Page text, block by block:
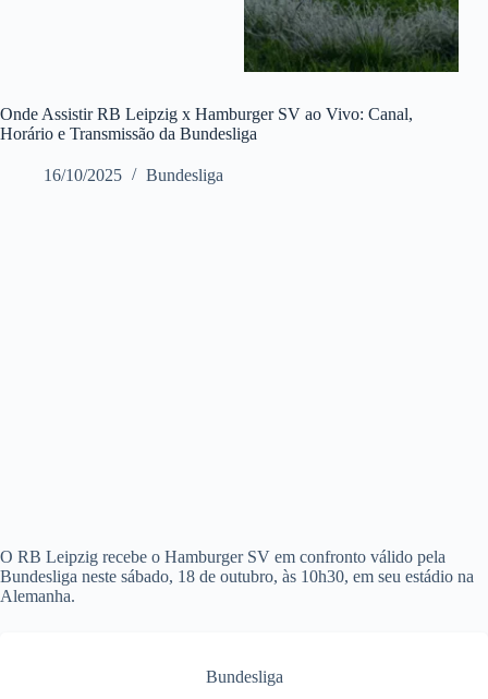
Onde Assistir RB Leipzig x Hamburger SV ao Vivo: Canal,
Horário e Transmissão da Bundesliga
16/10/2025 Bundesliga
O RB Leipzig recebe o Hamburger SV em confronto válido pela
Bundesliga neste sábado, 18 de outubro, às 10h30, em seu estádio na
Alemanha.
Bundesliga